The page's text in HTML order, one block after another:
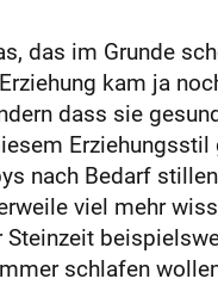
das im Grunde
kam ja
dass sie
nach Bedarf
viel mehr
schlafen